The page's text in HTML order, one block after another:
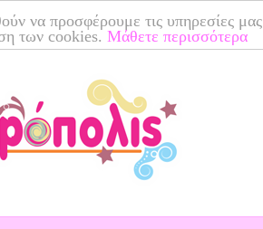
να προσφέρουμε τις υπηρεσίες
των cookies. Μάθετε περισσότερα